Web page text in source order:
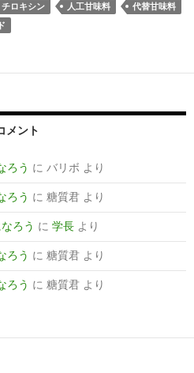
チロキシン 人工甘味料
代替甘味料
メント
ろう に バリボ より
ろう に 糖質君 より
ろう に 学長 より
ろう に 糖質君 より
ろう に 糖質君 より